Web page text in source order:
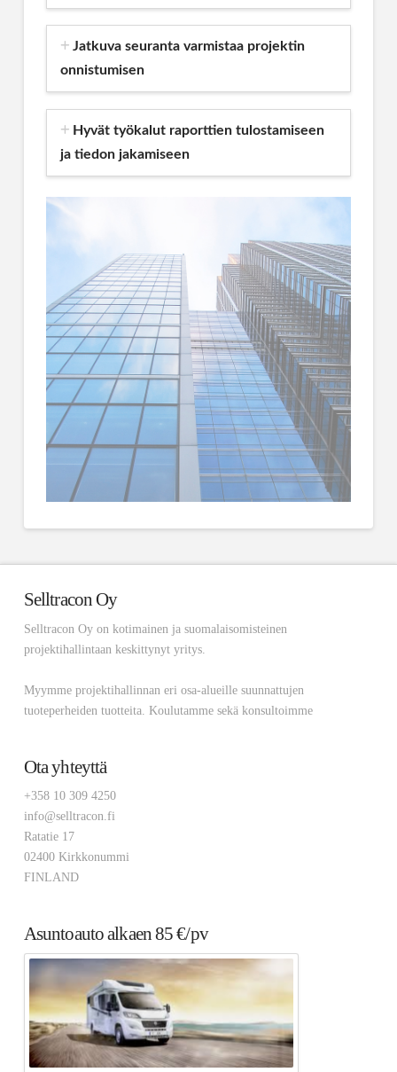
Jatkuva seuranta varmistaa projektin
onnistumisen
Hyvät työkalut raporttien tulostamiseen
ja tiedon jakamiseen
Selltracon Oy
Selltracon Oy on kotimainen ja suomalaisomisteinen
projektihallintaan keskittynyt yritys.
Myymme projektihallinnan eri osa-alueille suunnattujen
tuoteperheiden tuotteita. Koulutamme sekä konsultoimme
Ota yhteyttä
+358 10 309 4250
info@selltracon.fi
Ratatie 17
02400 Kirkkonummi
FINLAND
Asuntoauto alkaen 85 €/pv